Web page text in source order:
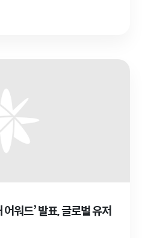
워드’ 발표, 글로벌 유저